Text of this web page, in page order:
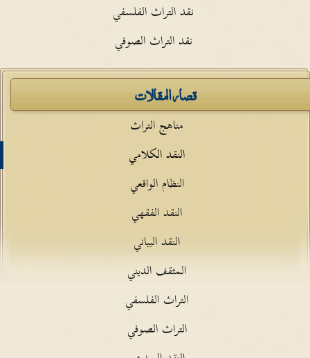
نقد التراث الفلسفي
نقد التراث الصوفي
قصار المقالات
مناهج التراث
النقد الكلامي
النظام الواقعي
النقد الفقهي
النقد البياني
المثقف الديني
التراث الفلسفي
التراث الصوفي